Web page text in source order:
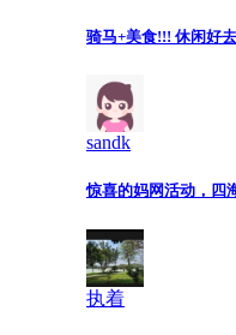
骑马+美食!!! 休闲好
sandk
惊喜的妈网活动，四
执着